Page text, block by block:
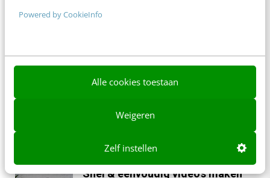
Powered by CookieInfo
Alle cookies toestaan
Weigeren
Zelf instellen
marketingstrategie
ONLINE CURSUS
Snel & eenvoudig video’s maken